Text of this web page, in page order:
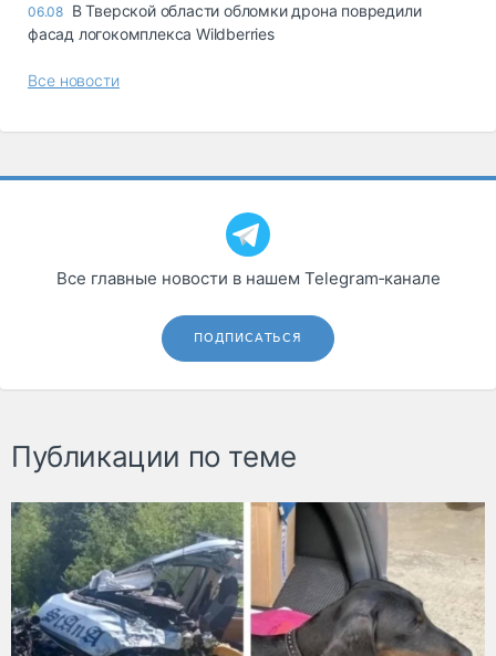
06.08 В Тверской области обломки дрона повредили
фасад логокомплекса Wildberries
Все новости
Все главные новости в нашем Telegram‑канале
ПОДПИСАТЬСЯ
Публикации по теме